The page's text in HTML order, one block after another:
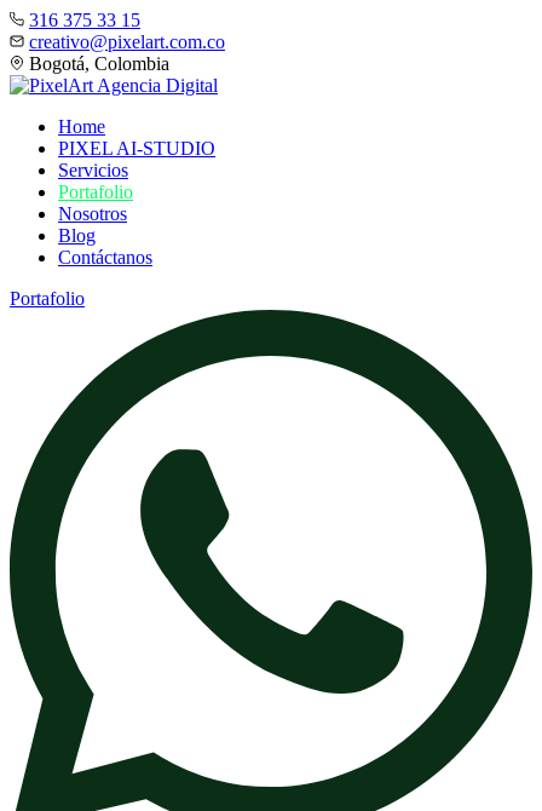
316 375 33 15
creativo@pixelart.com.co
Bogotá, Colombia
Home
PIXEL AI-STUDIO
Servicios
Portafolio
Nosotros
Blog
Contáctanos
Portafolio